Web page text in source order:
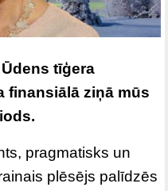
tīģera
finansiālā ziņā mūs
pragmatisks un
plēsējs palīdzēs